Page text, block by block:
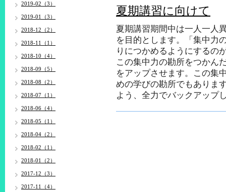
夏期講習に向けて
夏期講習期間中は一人一人
を目的とします。「集中力
りにつかめるようにするの
この集中力の勘所をつかん
をアップさせます。
この集
めの学びの勘所でもありま
よう、全力でバックアップ
2019-02（3）
2019-01（3）
2018-12（2）
2018-11（1）
2018-10（4）
2018-09（5）
2018-08（2）
2018-07（1）
2018-06（4）
2018-05（1）
2018-04（2）
2018-02（1）
2018-01（2）
2017-12（3）
2017-11（4）